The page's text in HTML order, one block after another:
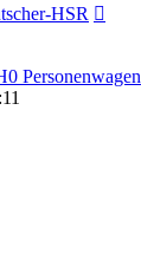
HSR
Personenwagen